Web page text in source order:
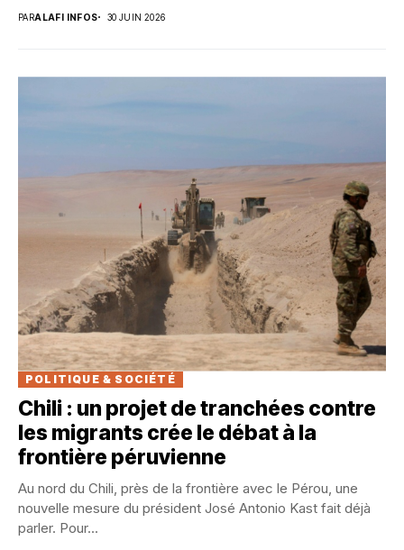
PARALAFI INFOS 30 JUIN 2026
POLITIQUE & SOCIÉTÉ
Chili : un projet de tranchées contre
les migrants crée le débat à la
frontière péruvienne
Au nord du Chili, près de la frontière avec le Pérou, une
nouvelle mesure du président José Antonio Kast fait déjà
parler. Pour...